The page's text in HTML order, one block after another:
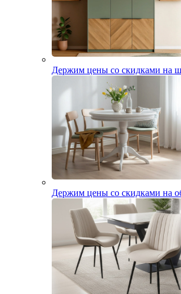
Держим цены со скидками на
Держим цены со скидками на